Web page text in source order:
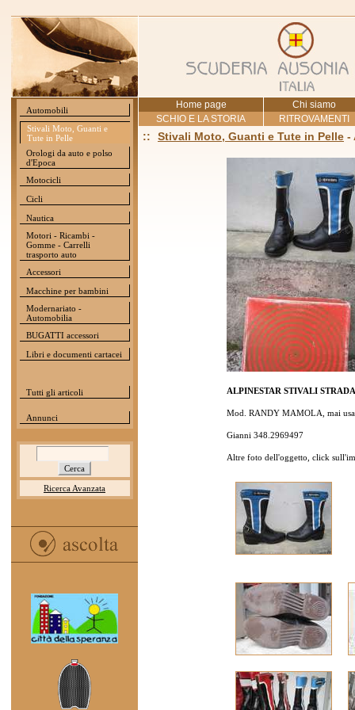
Automobili
Stivali Moto, Guanti e
Tute in Pelle
Orologi da auto e polso
d'Epoca
Motocicli
Cicli
Nautica
Motori - Ricambi -
Gomme - Carrelli
trasporto auto
Accessori
Macchine per bambini
Modernariato -
Automobilia
BUGATTI accessori
Libri e documenti cartacei
Tutti gli articoli
Annunci
Ricerca Avanzata
Home page
Chi siamo
SCHIO E LA STORIA
RITROVAMENTI
:: Stivali Moto, Guanti e Tute in Pelle -
ALPINESTAR STIVALI
Mod. RANDY MAMOLA, mai
Gianni 348.2969497
Altre foto dell'oggetto, click